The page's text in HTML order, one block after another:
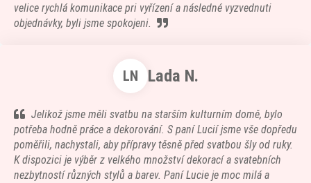
velice rychlá komunikace pri vyřízení a následné vyzvednuti
objednávky, byli jsme spokojeni.
LN Lada N.
Jelikož jsme měli svatbu na starším kulturním domě, bylo
potřeba hodně práce a dekorování. S paní Lucií jsme vše dopředu
poměřili, nachystali, aby přípravy těsně před svatbou šly od ruky.
K dispozici je výběr z velkého množství dekorací a svatebních
nezbytností různých stylů a barev. Paní Lucie je moc milá a